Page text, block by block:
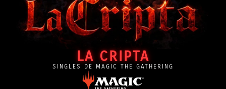
LA CRIPTA
SINGLES DE MAGIC THE GATHERING